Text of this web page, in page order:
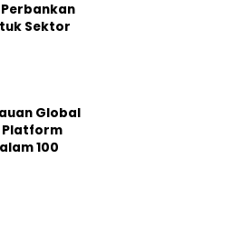
Sektor
Global
Platform
100